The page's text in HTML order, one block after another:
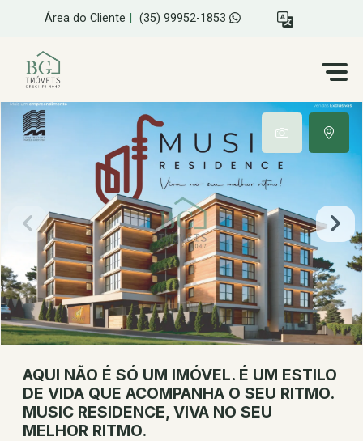
Área do Cliente (35) 99952-1853
AQUI NÃO É SÓ UM IMÓVEL. É UM ESTILO
DE VIDA QUE ACOMPANHA O SEU RITMO.
MUSIC RESIDENCE, VIVA NO SEU
MELHOR RITMO.